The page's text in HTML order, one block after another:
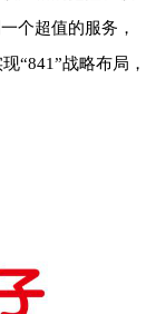
个超值的服务，
“841”战略布局，